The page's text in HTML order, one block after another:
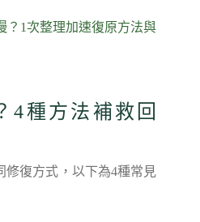
？1次整理加速復原方法與
4種方法補救回
修復方式，以下為4種常見